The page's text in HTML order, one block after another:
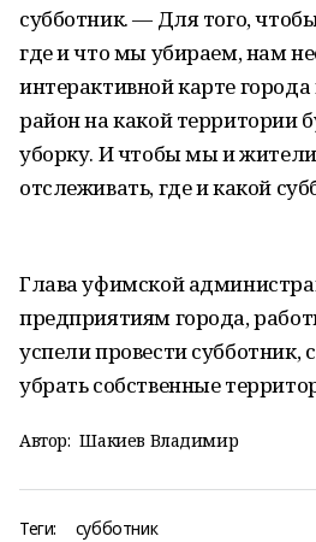
субботник. — Для того,
где и что мы убираем, нам
интерактивной карте города
район на какой территории
уборку. И чтобы мы и
отслеживать, где и какой
Глава уфимской
предприятиям города,
успели провести субботник,
убрать собственные
Автор: Шакиев Владимир
Теги: субботник